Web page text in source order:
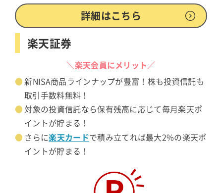
詳細はこちら
楽天証券
＼楽天会員にメリット／
新NISA商品ラインナップが豊富！株も投資信託も
取引手数料無料！
対象の投資信託なら保有残高に応じて毎月楽天ポ
イントが貯まる！
さらに楽天カードで積み立てれば最大2%の楽天ポ
イントが貯まる！